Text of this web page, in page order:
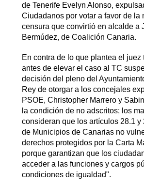
de Tenerife Evelyn Alonso,
Ciudadanos por votar a favor de la
censura que convirtió en alcalde a
Bermúdez, de Coalición Canaria.
En contra de lo que plantea el juez
antes de elevar el caso al TC
decisión del pleno del
Rey de otorgar a los concejales
PSOE, Christopher Marrero y
la condición de no adscritos; los
consideran que los artículos 28.1 y
de Municipios de Canarias no
derechos protegidos por la Carta
porque garantizan que los
acceder a las funciones y cargos
condiciones de igualdad".